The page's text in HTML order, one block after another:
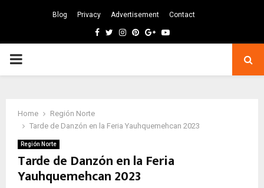
Blog Privacy Advertisement Contact
Facebook
TwitterInstagram
Pinterest
GoogleYoutube
PRIMARY
Home
Región Norte
Tarde de Danzón en la Feria Yauhquemehcan 2023
Región Norte
Tarde de Danzón en la Feria
Yauhquemehcan 2023